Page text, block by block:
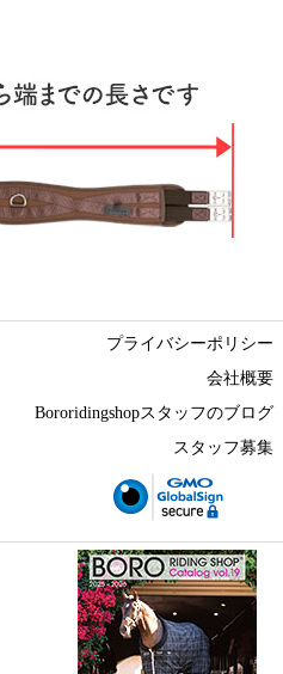
プライバシーポリシー
会社概要
Bororidingshopスタッフのブログ
スタッフ募集